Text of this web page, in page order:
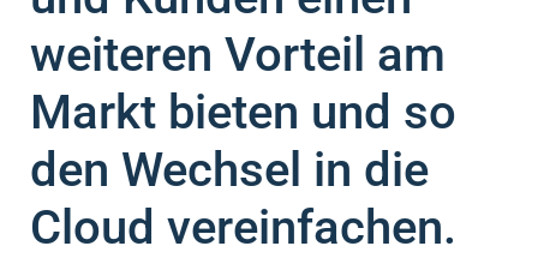
weiteren Vorteil am
Markt bieten und so
den Wechsel in die
Cloud vereinfachen.